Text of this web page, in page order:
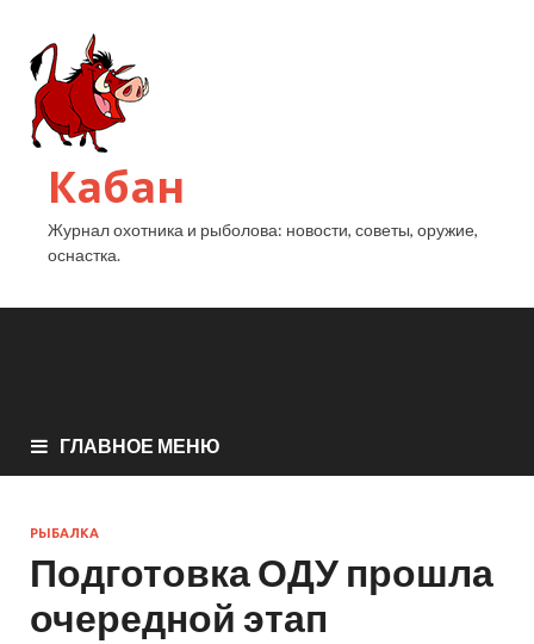
Кабан
Журнал охотника и рыболова: новости, советы, оружие,
оснастка.
ГЛАВНОЕ МЕНЮ
РЫБАЛКА
Подготовка ОДУ прошла
очередной этап